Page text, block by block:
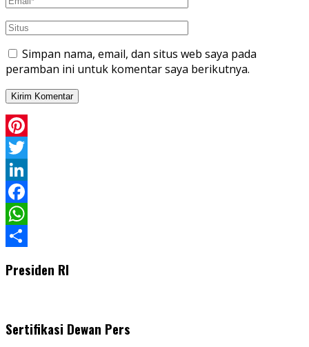
Simpan nama, email, dan situs web saya pada
peramban ini untuk komentar saya berikutnya.
Pinterest
Twitter
LinkedIn
Facebook
WhatsApp
Presiden RI
Sertifikasi Dewan Pers